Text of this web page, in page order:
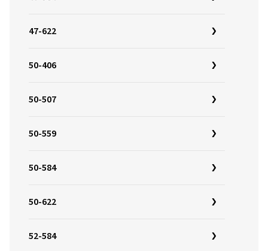
47-622
50-406
50-507
50-559
50-584
50-622
52-584